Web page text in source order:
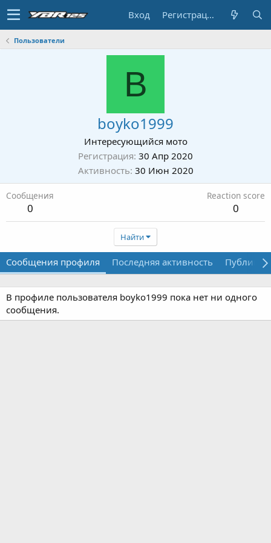
Вход Регистрация
Пользователи
B
boyko1999
Интересующийся мото
Регистрация 30 Апр 2020
Активность 30 Июн 2020
Сообщения
0
Reaction score
0
Найти
Сообщения профиля Последняя активность
В профиле пользователя boyko1999 пока нет ни одного
сообщения.